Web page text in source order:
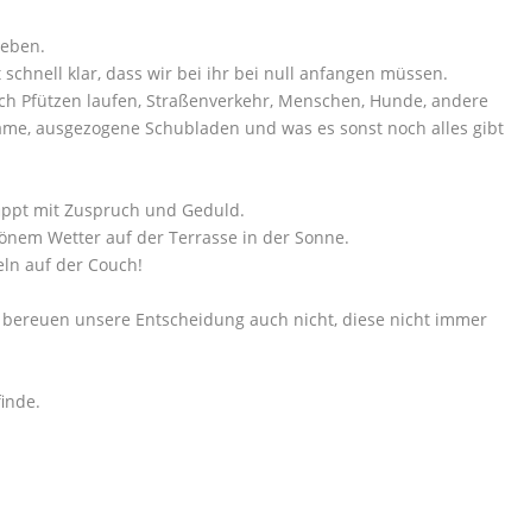
klar, dass wir bei ihr bei null anfangen müssen.
Pfützen laufen, Straßenverkehr, Menschen, Hunde, andere
ausgezogene Schubladen und was es sonst noch alles gibt
mit Zuspruch und Geduld.
Wetter auf der Terrasse in der Sonne.
auf der Couch!
unsere Entscheidung auch nicht, diese nicht immer